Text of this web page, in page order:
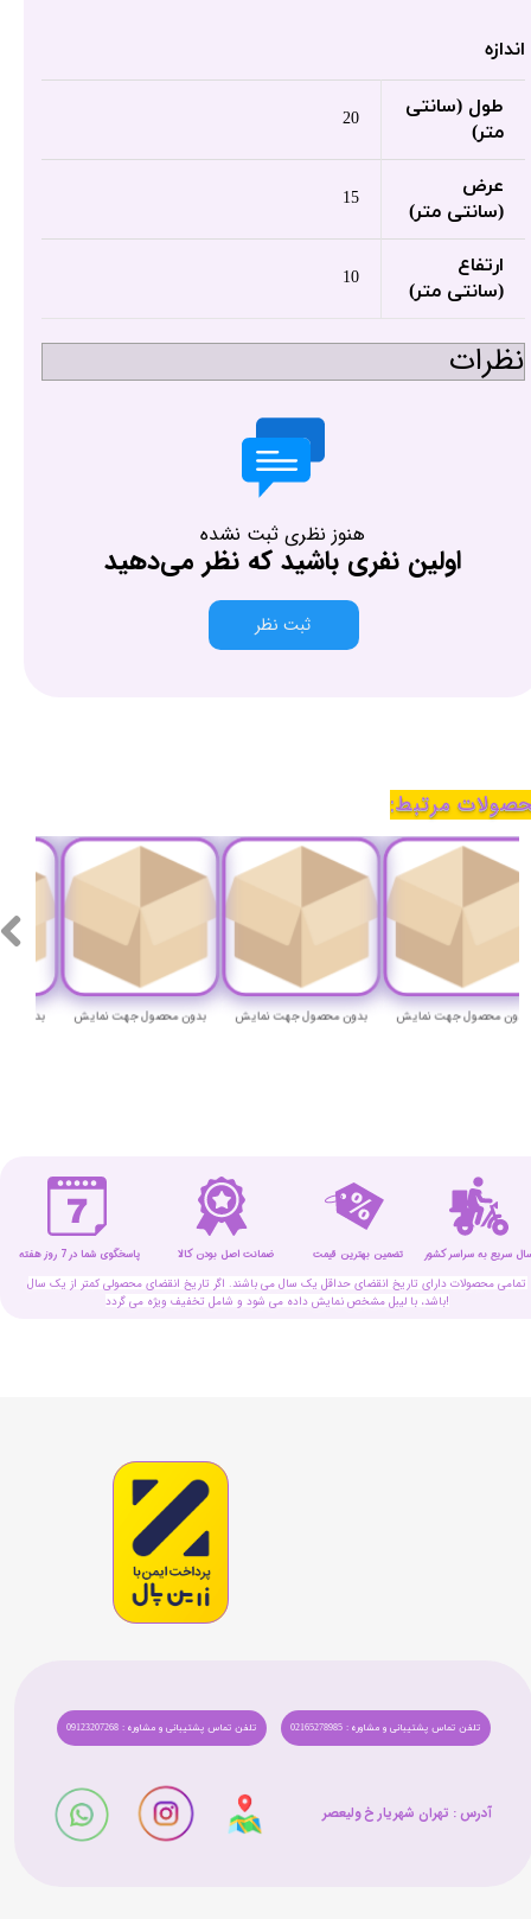
اندازه
طول (سانتی
متر)
20
عرض
(سانتی متر)
15
ارتفاع
(سانتی متر)
10
نظرات
هنوز نظری ثبت نشده
اولین نفری باشید که نظر می‌دهید
ثبت نظر
بدون محصول جهت نمایش بدون محصول جهت نمایش بدون محصول جهت نمایش
مرتبط:
تمامی محصولات دارای تاریخ انقضای حداقل یک سال می باشند. اگر تاریخ انقضای محصولی کمتر از یک سال
باشد، با لیبل مشخص نمایش داده می شود و شامل تخفیف ویژه می گردد!
ضمانت اصل بودن کالا تضمین بهترین قیمت پاسخگوی شما در 7 روز هفته سریع به سراسر کشور
تلفن تماس پشتیبانی و مشاوره : 09123207268 تلفن تماس پشتیبانی و مشاوره : 02165278985
آدرس : تهران شهریار خ ولیعصر​​​​​​​